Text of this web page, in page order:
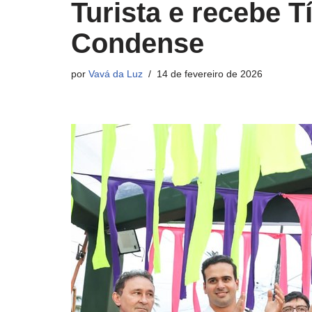
Turista e recebe
Condense
por Vavá da Luz 14 de fevereiro de 2026